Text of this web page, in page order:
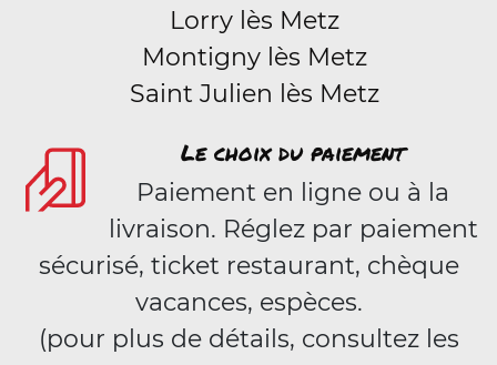
Lorry lès Metz
Montigny lès Metz
Saint Julien lès Metz
Le choix du paiement
Paiement en ligne ou à la
livraison. Réglez par paiement
sécurisé, ticket restaurant, chèque
vacances, espèces.
(pour plus de détails, consultez les